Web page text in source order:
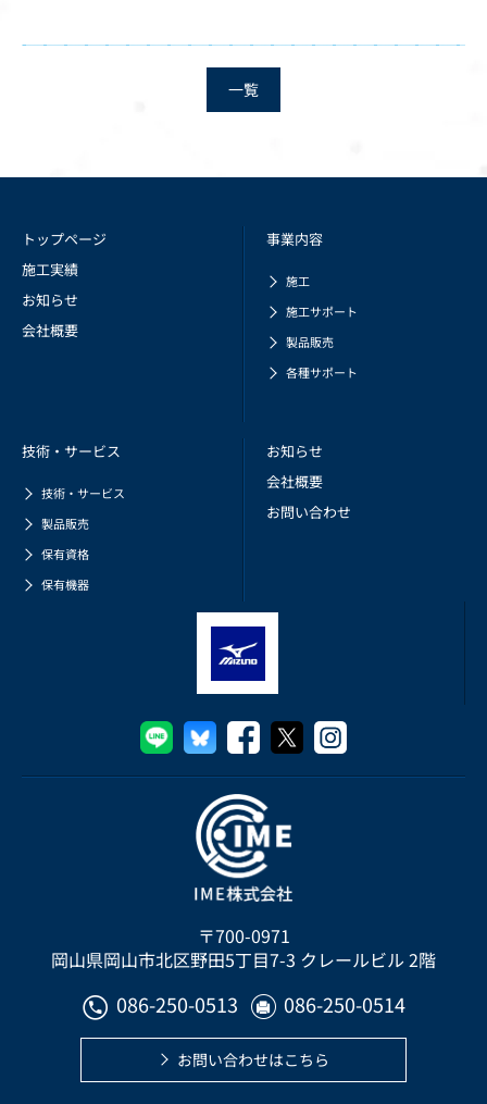
一覧
トップページ
施工実績
お知らせ
会社概要
事業内容
施工
施工サポート
製品販売
各種サポート
技術・サービス
技術・サービス
製品販売
保有資格
保有機器
お知らせ
会社概要
お問い合わせ
〒700-0971
岡山県岡山市北区野田5丁目7-3 クレールビル 2階
 086-250-0513  086-250-0514
お問い合わせはこちら